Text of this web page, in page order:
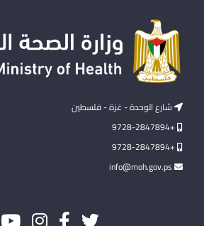
شارع الوحدة - غزة - فلسطين
+9728-2847894
+9728-2847894